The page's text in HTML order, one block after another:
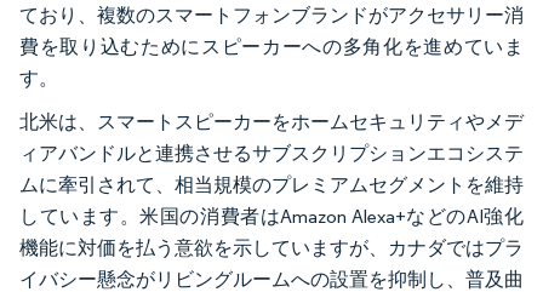
ており、複数のスマートフォンブランドがアクセサリー消
費を取り込むためにスピーカーへの多角化を進めていま
す。
北米は、スマートスピーカーをホームセキュリティやメデ
ィアバンドルと連携させるサブスクリプションエコシステ
ムに牽引されて、相当規模のプレミアムセグメントを維持
しています。米国の消費者はAmazon Alexa+などのAI強化
機能に対価を払う意欲を示していますが、カナダではプラ
イバシー懸念がリビングルームへの設置を抑制し、普及曲